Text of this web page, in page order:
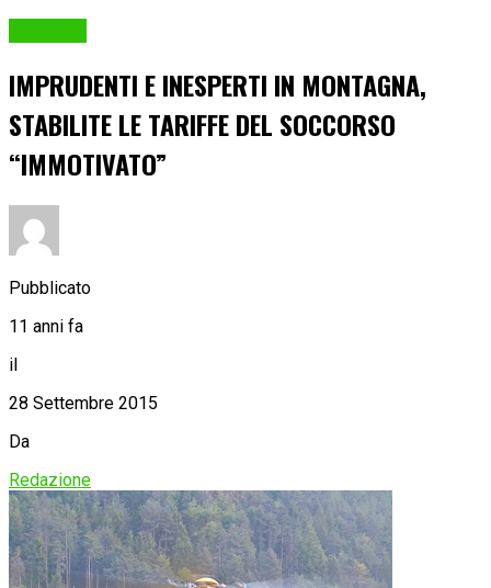
IMPRUDENTI E INESPERTI IN MONTAGNA,
STABILITE LE TARIFFE DEL SOCCORSO
“IMMOTIVATO”
Pubblicato
11 anni fa
il
28 Settembre 2015
Da
Redazione